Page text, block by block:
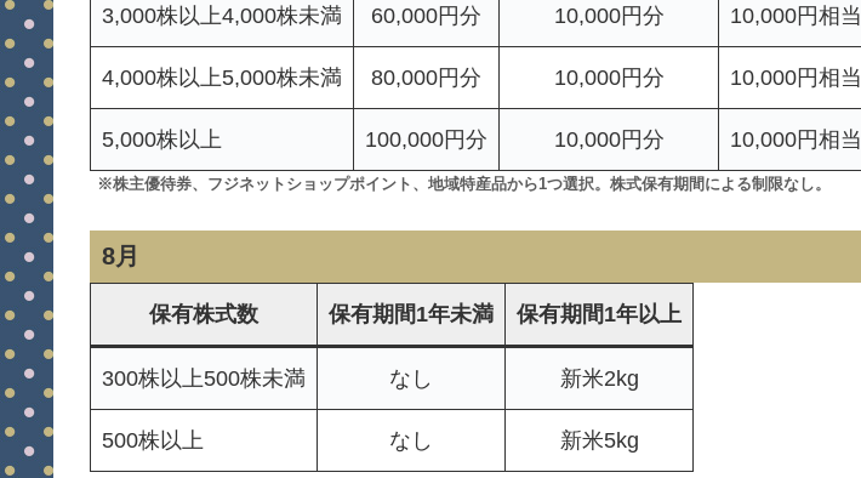
3,000株以上4,000株未満 60,000円分 10,000円分 10,000円相当
4,000株以上5,000株未満 80,000円分 10,000円分 10,000円相当
5,000株以上 100,000円分 10,000円分 10,000円相当
※株主優待券、フジネットショップポイント、地域特産品から1つ選択。株式保有期間による制限なし。
8月
保有株式数 保有期間1年未満 保有期間1年以上
300株以上500株未満 なし 新米2kg
500株以上 なし 新米5kg